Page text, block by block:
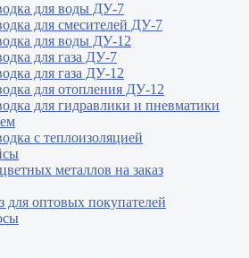
для воды ДУ-7
для смесителей ДУ-7
для воды ДУ-12
для газа ДУ-7
для газа ДУ-12
для отопления ДУ-12
для гидравлики и пневматики
с теплоизоляцией
металлов на заказ
для оптовых покупателей